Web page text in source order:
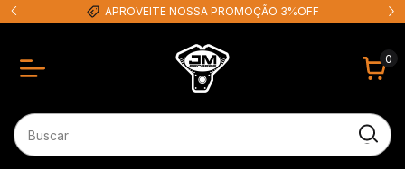
APROVEITE NOSSA PROMOÇÃO 3%OFF
0